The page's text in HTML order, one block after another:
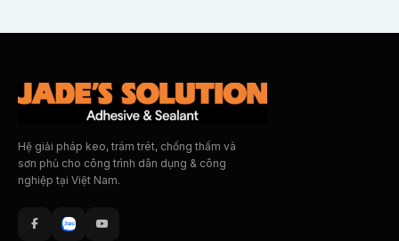
Hệ giải pháp keo, trám trét, chống thấm và
sơn phủ cho công trình dân dụng & công
nghiệp tại Việt Nam.